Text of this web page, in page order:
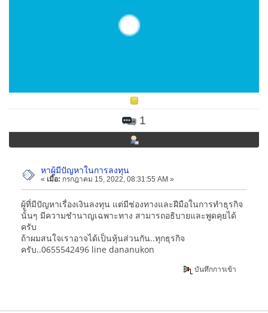
1
หาผู้มีปัญหาในการลงทุน
« เมื่อ: กรกฎาคม 15, 2022, 08:31:55 AM »
ผู้ที่มีปัญหาเรื่องเงินลงทุน แต่มีช่องทางและฝีมือในการทำธุรกิจ
นั้นๆ มีความชำนาญเฉพาะทาง สามารถอธิบายและพูดคุยได้
ครับ
ถ้าผมสนใจเราอาจได้เป็นหุ้นส่วนกัน..ทุกธุรกิจ
ครับ..0655542496 line dananukon
บันทึกการเข้า